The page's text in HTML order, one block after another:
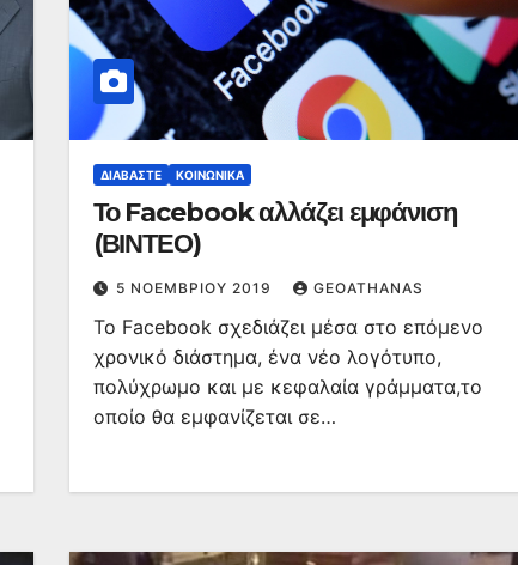
ΔΙΑΒΆΣΤΕ ΚΟΙΝΩΝΙΚΆ
Το Facebook αλλάζει εμφάνιση
(ΒΙΝΤΕΟ)
5 ΝΟΕΜΒΡΊΟΥ 2019 GEOATHANAS
Το Facebook σχεδιάζει μέσα στο επόμενο
χρονικό διάστημα, ένα νέο λογότυπο,
πολύχρωμο και με κεφαλαία γράμματα,το
οποίο θα εμφανίζεται σε…